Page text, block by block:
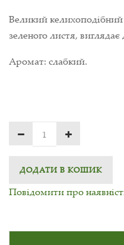
Великий
зеленого листя,
Аромат: слабкий.
ДОДАТИ В КОШИК
Повідомити про